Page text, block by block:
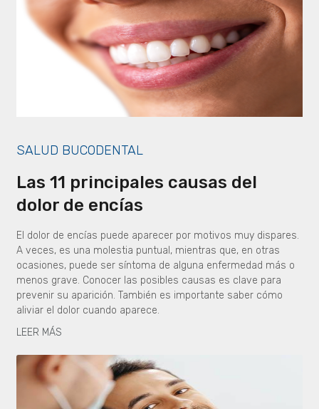
SALUD BUCODENTAL
Las 11 principales causas del
dolor de encías
El dolor de encías puede aparecer por motivos muy dispares.
A veces, es una molestia puntual, mientras que, en otras
ocasiones, puede ser síntoma de alguna enfermedad más o
menos grave. Conocer las posibles causas es clave para
prevenir su aparición. También es importante saber cómo
aliviar el dolor cuando aparece.
LEER MÁS